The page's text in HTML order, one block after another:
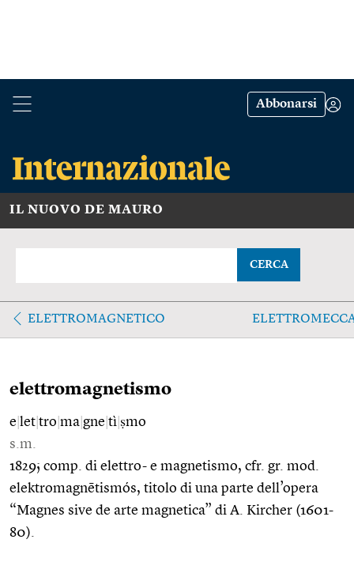
Abbonarsi
IL NUOVO DE MAURO
CERCA
ELETTROMAGNETICO
elettromagnetismo
e let tro ma gne tì ṣmo
s.m.
1829; comp. di elettro- e magnetismo, cfr. gr. mod.
elektromagnētismós, titolo di una parte dell’opera
“Magnes sive de arte magnetica” di A. Kircher (1601-
80).